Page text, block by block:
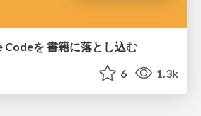
Codeを 書籍に落とし込む
6 1.3k